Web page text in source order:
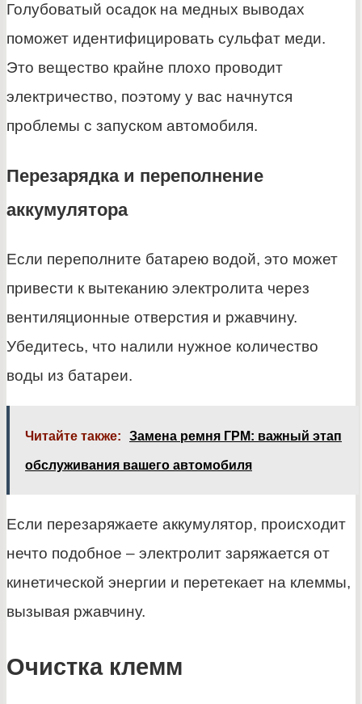
Голубоватый осадок на медных выводах
поможет идентифицировать сульфат меди.
Это вещество крайне плохо проводит
электричество, поэтому у вас начнутся
проблемы с запуском автомобиля.
Перезарядка и переполнение
аккумулятора
Если переполните батарею водой, это может
привести к вытеканию электролита через
вентиляционные отверстия и ржавчину.
Убедитесь, что налили нужное количество
воды из батареи.
Читайте также: Замена ремня ГРМ: важный этап
обслуживания вашего автомобиля
Если перезаряжаете аккумулятор, происходит
нечто подобное – электролит заряжается от
кинетической энергии и перетекает на клеммы,
вызывая ржавчину.
Очистка клемм